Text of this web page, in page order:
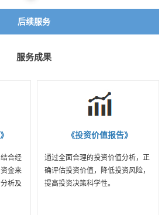
后续服务
服务成果
合经
金来
析及
《投资价值报告》
通过全面合理的投资价值分析，正
确评估投资价值，降低投资风险，
提高投资决策科学性。